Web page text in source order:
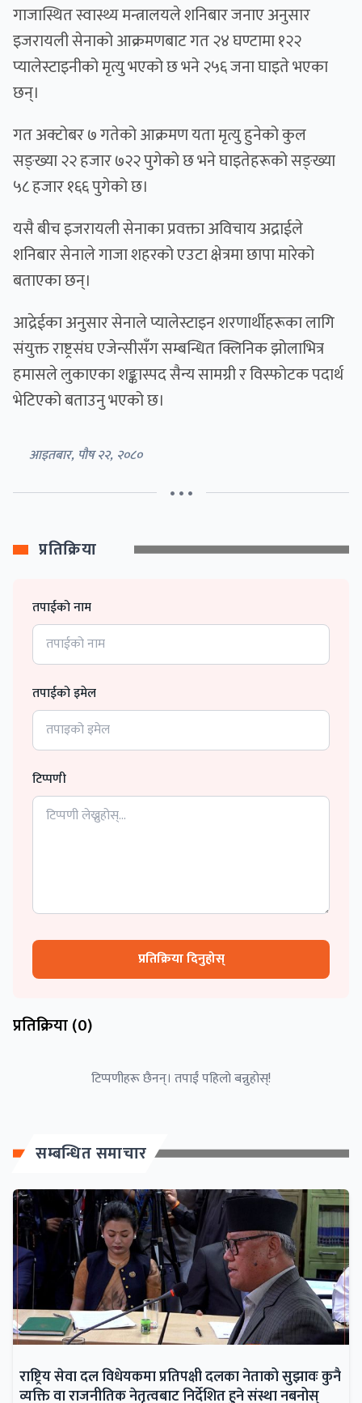
गाजास्थित स्वास्थ्य मन्त्रालयले शनिबार जनाए अनुसार
इजरायली सेनाको आक्रमणबाट गत २४ घण्टामा १२२
प्यालेस्टाइनीको मृत्यु भएको छ भने २५६ जना घाइते भएका
छन्।
गत अक्टोबर ७ गतेको आक्रमण यता मृत्यु हुनेको कुल
सङ्ख्या २२ हजार ७२२ पुगेको छ भने घाइतेहरूको सङ्ख्या
५८ हजार १६६ पुगेको छ।
यसै बीच इजरायली सेनाका प्रवक्ता अविचाय अद्राईले
शनिबार सेनाले गाजा शहरको एउटा क्षेत्रमा छापा मारेको
बताएका छन्।
आद्रेईका अनुसार सेनाले प्यालेस्टाइन शरणार्थीहरूका लागि
संयुक्त राष्ट्रसंघ एजेन्सीसँग सम्बन्धित क्लिनिक झोलाभित्र
हमासले लुकाएका शङ्कास्पद सैन्य सामग्री र विस्फोटक पदार्थ
भेटिएको बताउनु भएको छ।
आइतबार, पौष २२, २०८०
• • •
प्रतिक्रिया
तपाईको नाम
तपाईको इमेल
टिप्पणी
प्रतिक्रिया दिनुहोस्
प्रतिक्रिया (0)
टिप्पणीहरू छैनन्। तपाईं पहिलो बन्नुहोस्!
सम्बन्धित समाचार
राष्ट्रिय सेवा दल विधेयकमा प्रतिपक्षी दलका नेताको सुझावः कुनै
व्यक्ति वा राजनीतिक नेतृत्वबाट निर्देशित हुने संस्था नबनोस्